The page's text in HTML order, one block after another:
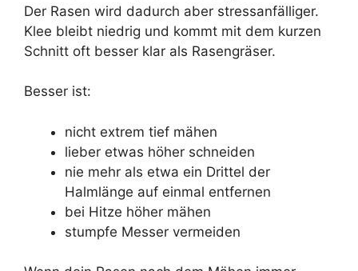
Der Rasen wird dadurch aber stressanfälliger.
Klee bleibt niedrig und kommt mit dem kurzen
Schnitt oft besser klar als Rasengräser.
Besser ist:
nicht extrem tief mähen
lieber etwas höher schneiden
nie mehr als etwa ein Drittel der
Halmlänge auf einmal entfernen
bei Hitze höher mähen
stumpfe Messer vermeiden